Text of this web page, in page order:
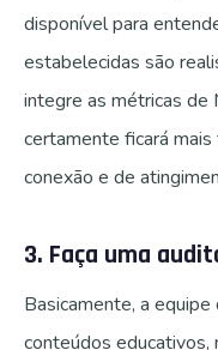
disponível para
estabelecidas são
integre as métricas de
certamente ficará
conexão e de
3. Faça uma
Basicamente, a
conteúdos educativos,